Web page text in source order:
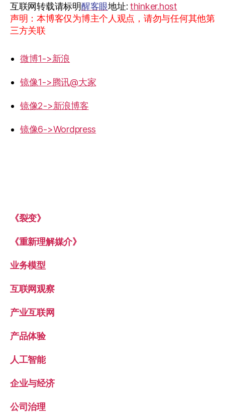
互联网转载请标明醒客眼地址: thinker.host
声明：本博客仅为博主个人观点，请勿与任何其他第
三方关联
微博1->新浪
镜像1->腾讯@大家
镜像2->新浪博客
镜像6->Wordpress
《裂变》
《重新理解媒介》
业务模型
互联网观察
产业互联网
产品体验
人工智能
企业与经济
公司治理